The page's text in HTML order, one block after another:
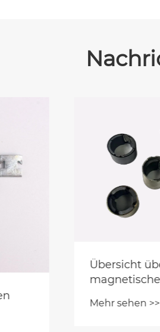
Übersicht über
magnetische
Mehr sehen >>